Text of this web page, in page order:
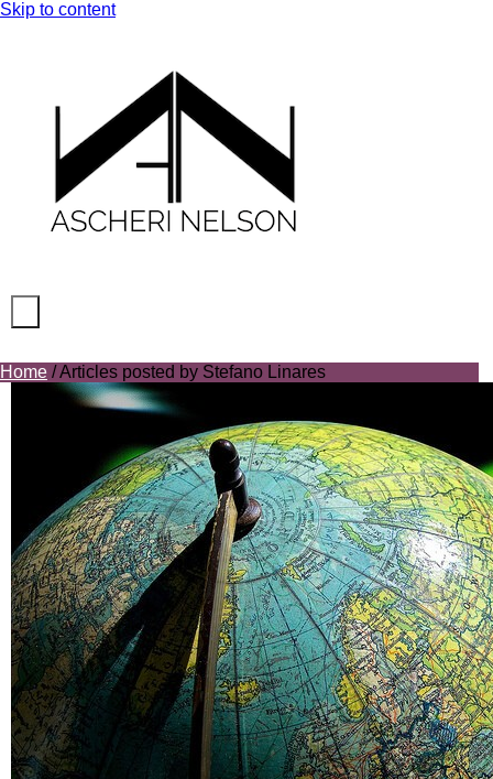
Skip to content
Ascheri Nelson LLP
Home /Articles posted by Stefano Linares